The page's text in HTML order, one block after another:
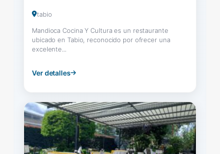
tabio
Mandioca Cocina Y Cultura es un restaurante
ubicado en Tabio, reconocido por ofrecer una
excelente...
Ver detalles